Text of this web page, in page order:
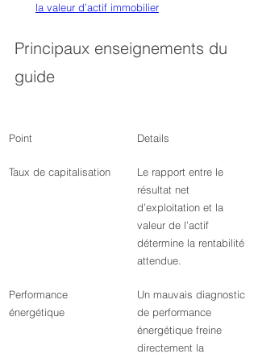
la valeur d’actif immobilier
Principaux enseignements du
guide
Point Details
Taux de capitalisation
Le rapport entre le
résultat net
d’exploitation et la
valeur de l’actif
détermine la rentabilité
attendue.
Performance
énergétique
Un mauvais diagnostic
de performance
énergétique freine
directement la